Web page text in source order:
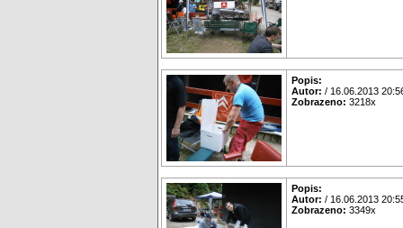
Popis:
Autor: / 16.06.2013
Zobrazeno: 3218x
Popis:
Autor: / 16.06.2013
Zobrazeno: 3349x